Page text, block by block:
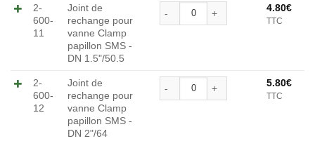
2-
600-
11
Joint de
rechange pour
vanne Clamp
papillon SMS -
DN 1.5"/50.5
quantité de Joint de
Alternative:
4.80€
TTC
2-
600-
12
Joint de
rechange pour
vanne Clamp
papillon SMS -
DN 2"/64
quantité de Joint de
Alternative:
5.80€
TTC